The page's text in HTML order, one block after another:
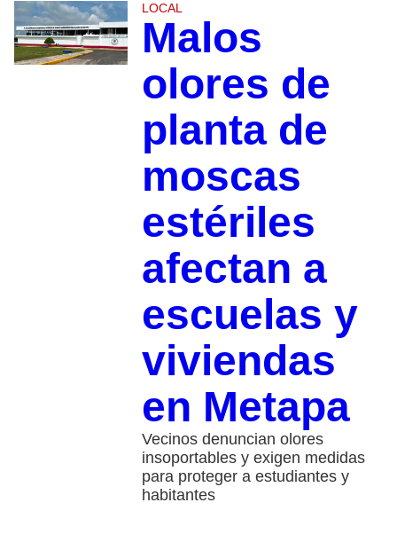
LOCAL
Malos
olores de
planta de
moscas
estériles
afectan a
escuelas y
viviendas
en Metapa
Vecinos denuncian olores
insoportables y exigen medidas
para proteger a estudiantes y
habitantes